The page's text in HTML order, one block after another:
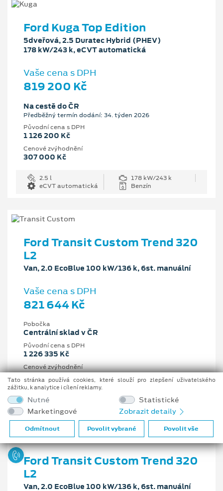
Ford Kuga Top Edition
5dveřová, 2.5 Duratec Hybrid (PHEV)
178 kW/243 k, eCVT automatická
Vaše cena s DPH
819 200 Kč
Na cestě do ČR
Předběžný termín dodání: 34. týden 2026
Původní cena s DPH
1 126 200 Kč
Cenové zvýhodnění
307 000 Kč
2.5 l
178 kW/243 k
eCVT automatická
Benzín
Ford Transit Custom Trend 320
L2
Van, 2.0 EcoBlue 100 kW/136 k, 6st. manuální
Vaše cena s DPH
821 644 Kč
Pobočka
Centrální sklad v ČR
Původní cena s DPH
1 226 335 Kč
Cenové zvýhodnění
404 691 Kč
100 kW/136 k
6st. manuální
Nafta
Ford Transit Custom Trend 320
L2
Van, 2.0 EcoBlue 100 kW/136 k, 6st. manuální
Tato stránka používá cookies, které slouží pro zlepšení uživatelského
zážitku, k analytice i cílení reklamy.
Nutné
Statistické
Marketingové
Zobrazit detaily
Odmítnout Povolit vybrané Povolit vše